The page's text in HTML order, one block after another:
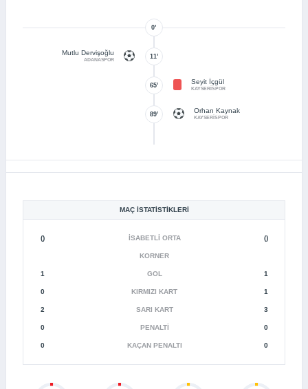
0’
Mutlu Dervişoğlu
ADANASPOR 11’
65’
Seyit İçgül
KAYSERİSPOR
89’
Orhan Kaynak
KAYSERİSPOR
MAÇ İSTATISTIKLERI
() İSABETLI ORTA ()
KORNER
1 GOL 1
0 KIRMIZI KART 1
2 SARI KART 3
0 PENALTI 0
0 KAÇAN PENALTI 0